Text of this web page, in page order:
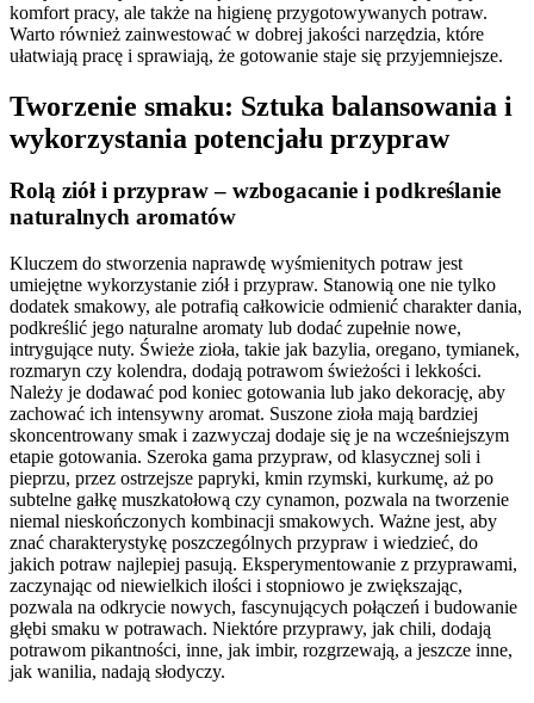
komfort pracy, ale także na higienę przygotowywanych potraw.
Warto również zainwestować w dobrej jakości narzędzia, które
ułatwiają pracę i sprawiają, że gotowanie staje się przyjemniejsze.
Tworzenie smaku: Sztuka balansowania i
wykorzystania potencjału przypraw
Rolą ziół i przypraw – wzbogacanie i podkreślanie
naturalnych aromatów
Kluczem do stworzenia naprawdę wyśmienitych potraw jest
umiejętne wykorzystanie ziół i przypraw. Stanowią one nie tylko
dodatek smakowy, ale potrafią całkowicie odmienić charakter dania,
podkreślić jego naturalne aromaty lub dodać zupełnie nowe,
intrygujące nuty. Świeże zioła, takie jak bazylia, oregano, tymianek,
rozmaryn czy kolendra, dodają potrawom świeżości i lekkości.
Należy je dodawać pod koniec gotowania lub jako dekorację, aby
zachować ich intensywny aromat. Suszone zioła mają bardziej
skoncentrowany smak i zazwyczaj dodaje się je na wcześniejszym
etapie gotowania. Szeroka gama przypraw, od klasycznej soli i
pieprzu, przez ostrzejsze papryki, kmin rzymski, kurkumę, aż po
subtelne gałkę muszkatołową czy cynamon, pozwala na tworzenie
niemal nieskończonych kombinacji smakowych. Ważne jest, aby
znać charakterystykę poszczególnych przypraw i wiedzieć, do
jakich potraw najlepiej pasują. Eksperymentowanie z przyprawami,
zaczynając od niewielkich ilości i stopniowo je zwiększając,
pozwala na odkrycie nowych, fascynujących połączeń i budowanie
głębi smaku w potrawach. Niektóre przyprawy, jak chili, dodają
potrawom pikantności, inne, jak imbir, rozgrzewają, a jeszcze inne,
jak wanilia, nadają słodyczy.